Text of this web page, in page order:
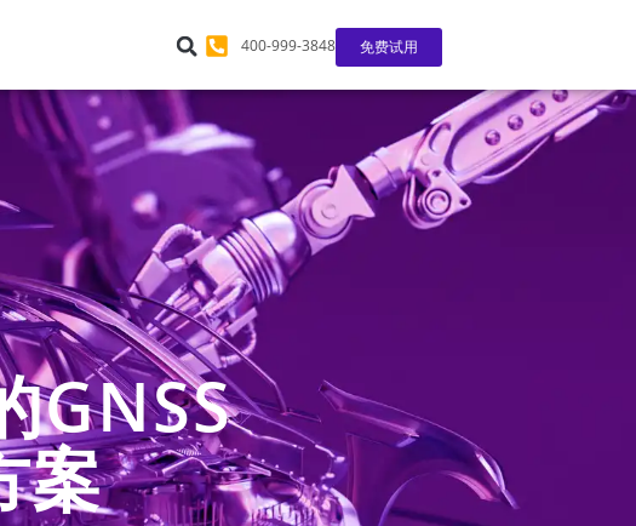
400-999-3848 免费试用
GNSS
案